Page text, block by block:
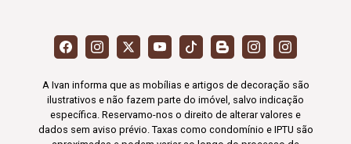
A Ivan informa que as mobílias e artigos de decoração são
ilustrativos e não fazem parte do imóvel, salvo indicação
específica. Reservamo-nos o direito de alterar valores e
dados sem aviso prévio. Taxas como condomínio e IPTU são